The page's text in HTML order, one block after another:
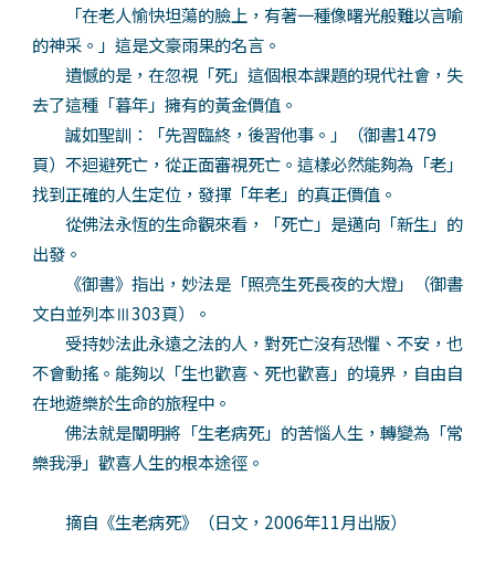
「在老人愉快坦蕩的臉上，有著一種像曙光般難以言喻
的神采。」這是文豪雨果的名言。
遺憾的是，在忽視「死」這個根本課題的現代社會，失
去了這種「暮年」擁有的黃金價值。
誠如聖訓：「先習臨終，後習他事。」（御書1479
頁）不迴避死亡，從正面審視死亡。這樣必然能夠為「老」
找到正確的人生定位，發揮「年老」的真正價值。
從佛法永恆的生命觀來看，「死亡」是邁向「新生」的
出發。
《御書》指出，妙法是「照亮生死長夜的大燈」（御書
文白並列本Ⅲ303頁）。
受持妙法此永遠之法的人，對死亡沒有恐懼、不安，也
不會動搖。能夠以「生也歡喜、死也歡喜」的境界，自由自
在地遊樂於生命的旅程中。
佛法就是闡明將「生老病死」的苦惱人生，轉變為「常
樂我淨」歡喜人生的根本途徑。
摘自《生老病死》（日文，2006年11月出版）